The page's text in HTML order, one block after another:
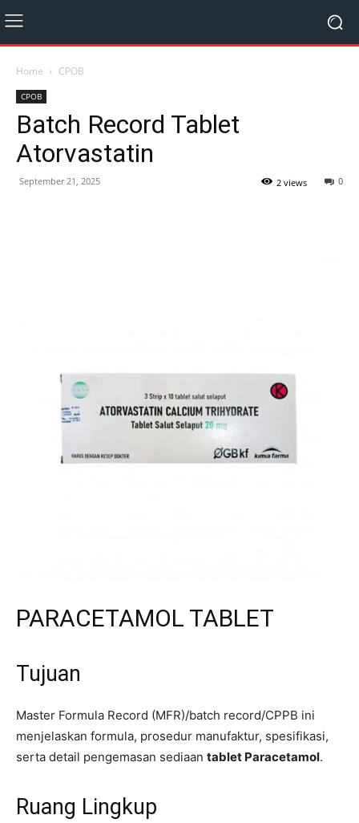
Home CPOB
CPOB
Batch Record Tablet
Atorvastatin
September 21, 2025 0
2 views
PARACETAMOL TABLET
Tujuan
Master Formula Record (MFR)/batch record/CPPB ini
menjelaskan formula, prosedur manufaktur, spesifikasi,
serta detail pengemasan sediaan tablet Paracetamol.
Ruang Lingkup